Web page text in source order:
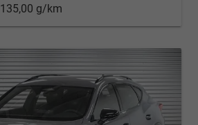
135,00 g/km